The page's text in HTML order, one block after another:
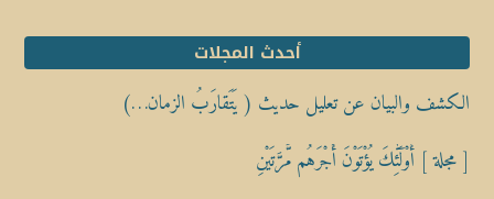
أحدث المجلات
الكشف والبيان عن تعليل حديث ( يَتَقارَبُ الزمان…)
[ مجلة ] أُوْلَٰٓئِكَ يُؤْتَوْنَ أَجْرَهُم مَّرَّتَيْنِ